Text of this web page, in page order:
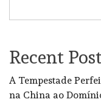
Recent
A Tempestade
na China ao